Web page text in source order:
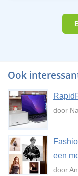
Ook
door
een
door